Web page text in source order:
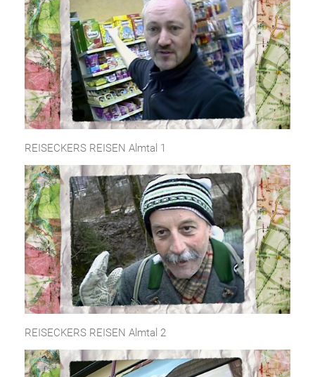
REISECKERS REISEN Almtal 1
REISECKERS REISEN Almtal 2